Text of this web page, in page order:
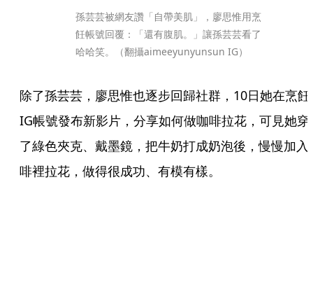
孫芸芸被網友讚「自帶美肌」，廖思惟用烹
飪帳號回覆：「還有腹肌。」讓孫芸芸看了
哈哈笑。（翻攝aimeeyunyunsun IG）
除了孫芸芸，廖思惟也逐步回歸社群，10日她在烹飪
IG帳號發布新影片，分享如何做咖啡拉花，可見她穿
了綠色夾克、戴墨鏡，把牛奶打成奶泡後，慢慢加入
啡裡拉花，做得很成功、有模有樣。